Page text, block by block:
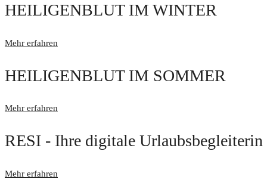
HEILIGENBLUT IM WINTER
Mehr erfahren
HEILIGENBLUT IM SOMMER
Mehr erfahren
RESI - Ihre digitale Urlaubsbegleiterin
Mehr erfahren